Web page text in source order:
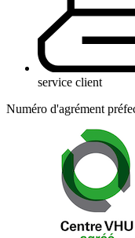
service client
Numéro d'agrément